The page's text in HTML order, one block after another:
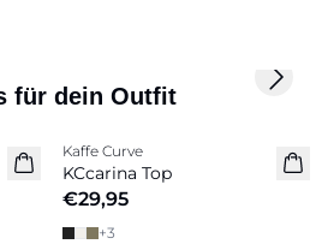
für dein Outfit
Neuheiten
Kaffe Curve
KCcarina Top
€29,95
+3
Next